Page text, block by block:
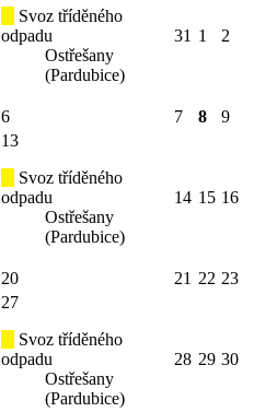
Svoz tříděného
odpadu
Ostřešany
(Pardubice)
31 1 2
6 7 8
9
13
Svoz tříděného
odpadu
Ostřešany
(Pardubice)
14 15 16
20 21 22 23
27
Svoz tříděného
odpadu
Ostřešany
(Pardubice)
28 29 30